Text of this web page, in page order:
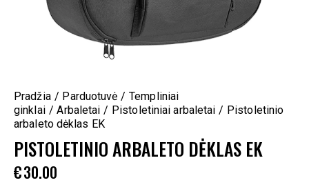
Pradžia Parduotuvė
Templiniai
ginklai
Arbaletai Pistoletiniai arbaletai
Pistoletinio
arbaleto dėklas EK
PISTOLETINIO ARBALETO DĖKLAS EK
€30.00